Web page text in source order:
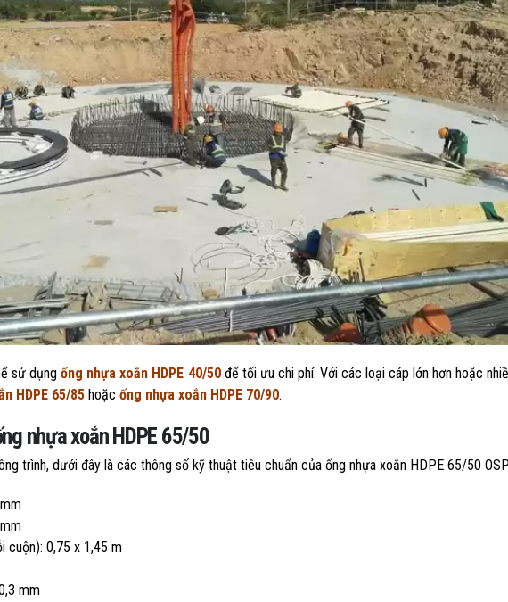
sử dụngống nhựa xoắn HDPE 40/50để tối ưu chi phí. Với các loại cáp lớn hơn hoặc
HDPE 65/85 hoặc ống nhựa xoắn HDPE 70/90.
nhựa xoắn HDPE 65/50
trình, dưới đây là các thông số kỹ thuật tiêu chuẩn của ống nhựa xoắn HDPE 65/50
cuộn): 0,75 x 1,45 m
mm